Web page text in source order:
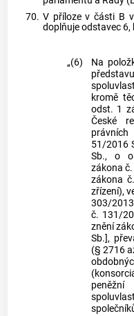
70. V příloze v části B
doplňuje odstavec 6,
„(6)
Na
kromě
odst. 1
České
51/2016
Sb., o
zákona
zákona
zřízení),
303/
č. 131/
znění
Sb.],
(§ 2716